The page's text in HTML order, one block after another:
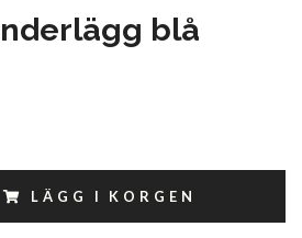
blå
LÄGG I KORGEN